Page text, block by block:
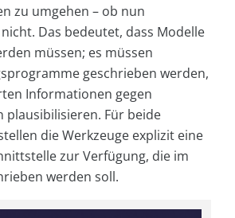
zu umgehen – ob nun
Das bedeutet, dass Modelle
müssen; es müssen
geschrieben werden,
Informationen gegen
plausibilisieren. Für beide
die Werkzeuge explizit eine
zur Verfügung, die im
werden soll.